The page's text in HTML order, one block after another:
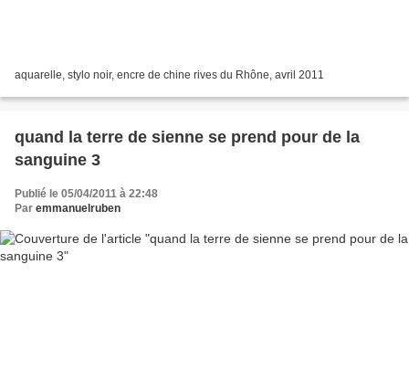
aquarelle, stylo noir, encre de chine rives du Rhône, avril 2011
quand la terre de sienne se prend pour de la
sanguine 3
Publié le 05/04/2011 à 22:48
Par emmanuelruben